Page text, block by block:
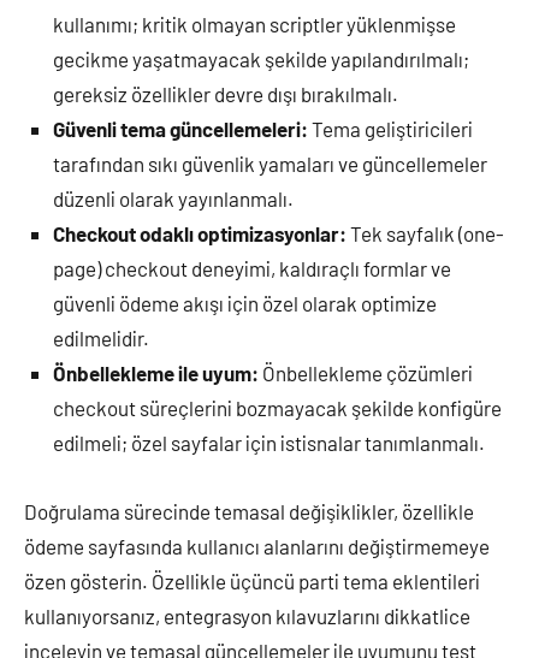
kullanımı; kritik olmayan scriptler yüklenmişse
gecikme yaşatmayacak şekilde yapılandırılmalı;
gereksiz özellikler devre dışı bırakılmalı.
Güvenli tema güncellemeleri: Tema geliştiricileri
tarafından sıkı güvenlik yamaları ve güncellemeler
düzenli olarak yayınlanmalı.
Checkout odaklı optimizasyonlar: Tek sayfalık (one-
page) checkout deneyimi, kaldıraçlı formlar ve
güvenli ödeme akışı için özel olarak optimize
edilmelidir.
Önbellekleme ile uyum: Önbellekleme çözümleri
checkout süreçlerini bozmayacak şekilde konfigüre
edilmeli; özel sayfalar için istisnalar tanımlanmalı.
Doğrulama sürecinde temasal değişiklikler, özellikle
ödeme sayfasında kullanıcı alanlarını değiştirmemeye
özen gösterin. Özellikle üçüncü parti tema eklentileri
kullanıyorsanız, entegrasyon kılavuzlarını dikkatlice
inceleyin ve temasal güncellemeler ile uyumunu test